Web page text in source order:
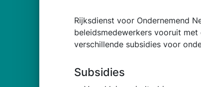
Rijksdienst voor Ondernemend
beleidsmedewerkers vooruit met
verschillende subsidies voor
Subsidies